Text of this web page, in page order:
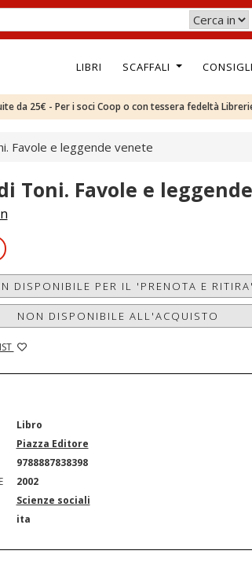
LIBRI SCAFFALI
da 25€ - Per i soci Coop o con tessera fedeltà
Favole e leggende venete
Toni. Favole e
DISPONIBILE PER IL 'PRENOTA E RITIRA'
NON DISPONIBILE ALL'ACQUISTO
Libro
Piazza Editore
9788887838398
2002
Scienze sociali
ita